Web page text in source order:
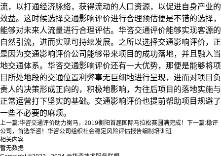
流，以打通经济脉络，获得流动的人口资源，以促进自身产业的
效益。这时候选择交通影响评价进行合理预估便是不错的选择，
能够对未来人流量进行合理评估。华咨交通评价能够实现客源的
自然引流，进而实现可持续发展。之所以选择交通影响评价，正
是因为交通影响评价公司能够带来项目的成功落地，并且融入当
地交通体系。华咨交通影响评价还有一大优势，那便是能够将项
目所处地段的交通位置利弊事无巨细地进行呈现，进而对项目负
责人的决策形成正向的，积极地影响，为往后项目的落地实施与
正常运营打下坚实的基础。交通影响评价也提前帮助项目规避了
一些不必要的麻烦。
上一篇:华咨交通评价助力衡马，2019衡阳首届国际马拉松赛圆满完成！ 下一篇:稳评
公司，首选华咨！华咨公司组织社会稳定风险评估报告编制培训班
相关内容
暂无数据